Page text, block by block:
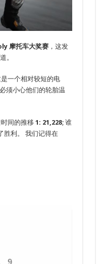
摩托车大奖赛，这发
。
一个相对较短的电
须小心他们的轮胎温
间的推移1: 21,228; 谁
胜利。 我们记得在